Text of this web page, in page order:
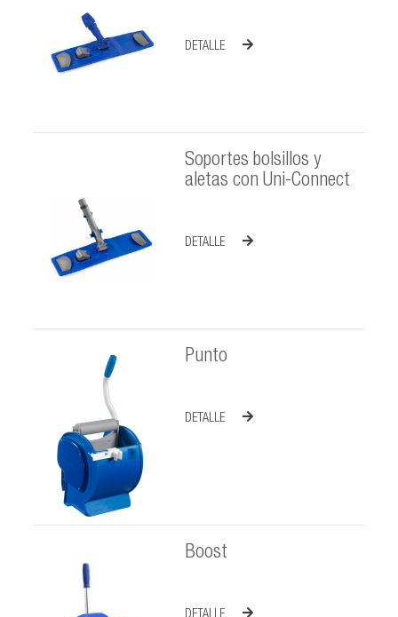
DETALLE
Soportes bolsillos y
aletas con Uni-Connect
DETALLE
Punto
DETALLE
Boost